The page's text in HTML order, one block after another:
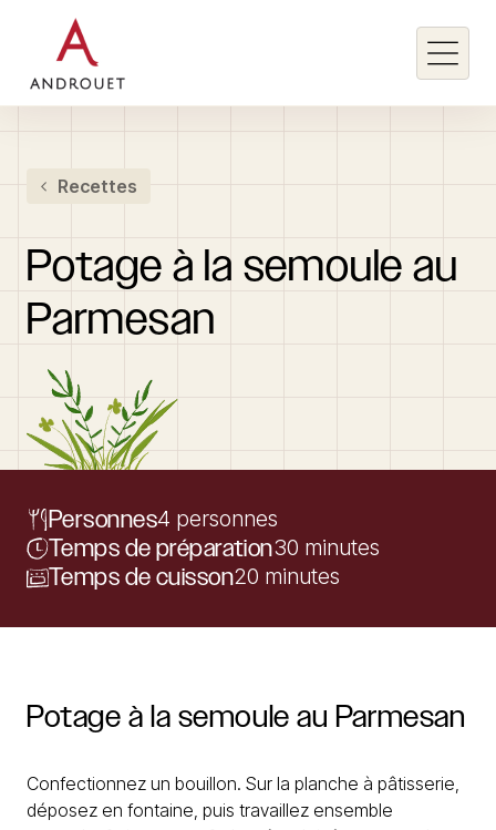
Rechercher un mot clé
Recettes
Potage à la semoule au
Parmesan
Personnes4 personnes
Temps de préparation30 minutes
Temps de cuisson20 minutes
Potage à la semoule au Parmesan
Confectionnez un bouillon. Sur la planche à pâtisserie,
déposez en fontaine, puis travaillez ensemble